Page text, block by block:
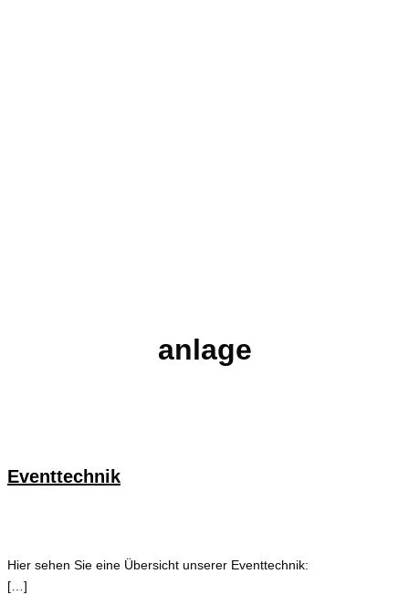
anlage
Eventtechnik
Hier sehen Sie eine Übersicht unserer Eventtechnik:
[…]